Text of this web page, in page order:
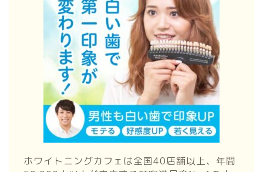
ホワイトニングカフェは全国40店舗以上、年間